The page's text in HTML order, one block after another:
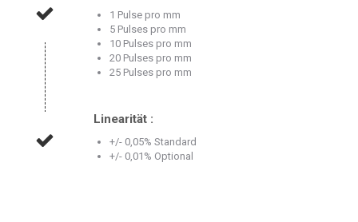
1 Pulse pro mm
5 Pulses pro mm
10 Pulses pro mm
20 Pulses pro mm
25 Pulses pro mm
Linearität :
+/- 0,05% Standard
+/- 0,01% Optional